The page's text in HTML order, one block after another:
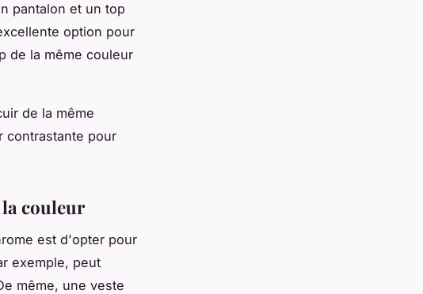
pantalon et un top
option pour
de la même couleur
de la même
contrastante pour
la couleur
est d'opter pour
exemple, peut
même, une veste